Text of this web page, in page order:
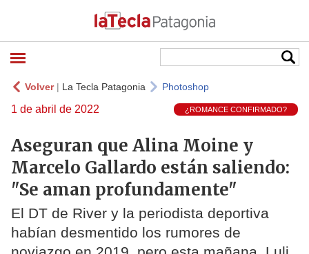
Volver| La Tecla Patagonia Photoshop
1 de abril de 2022 ¿ROMANCE CONFIRMADO?
Aseguran que Alina Moine y
Marcelo Gallardo están saliendo:
"Se aman profundamente"
El DT de River y la periodista deportiva
habían desmentido los rumores de